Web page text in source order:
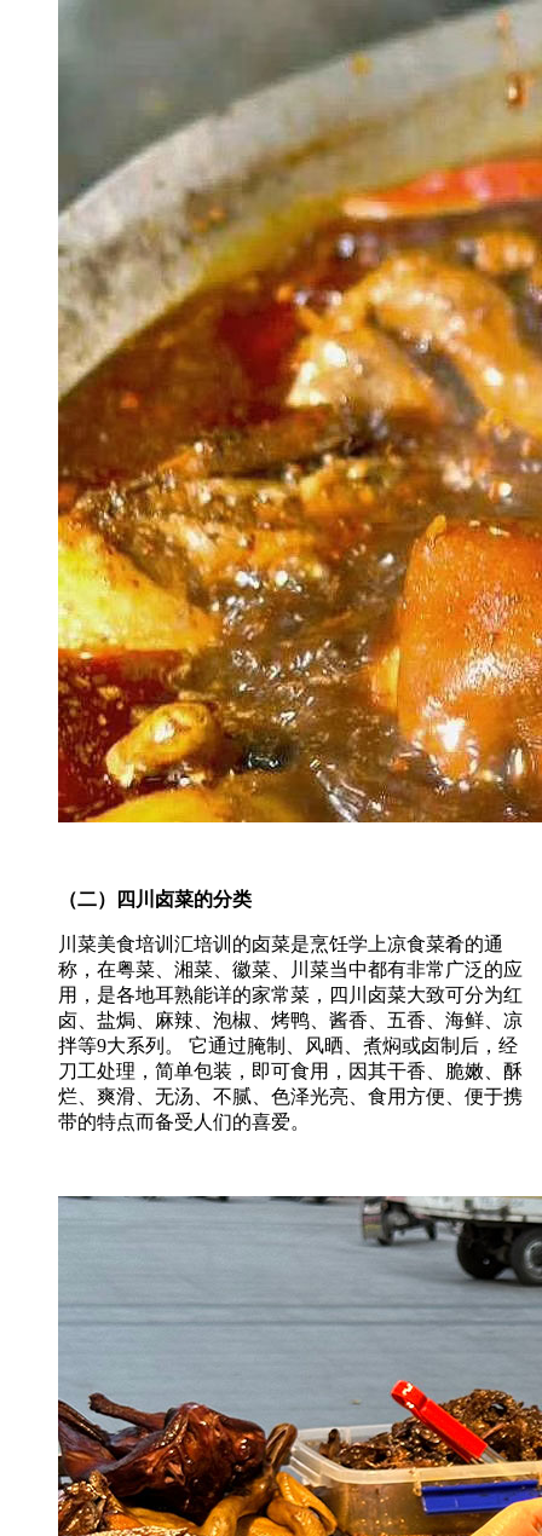
（二）四川卤菜的分类
川菜美食培训汇培训的卤菜是烹饪学上凉食菜肴的通
称，在粤菜、湘菜、徽菜、川菜当中都有非常广泛的应
用，是各地耳熟能详的家常菜，四川卤菜大致可分为红
卤、盐焗、麻辣、泡椒、烤鸭、酱香、五香、海鲜、凉
拌等9大系列。 它通过腌制、风晒、煮焖或卤制后，经
刀工处理，简单包装，即可食用，因其干香、脆嫩、酥
烂、爽滑、无汤、不腻、色泽光亮、食用方便、便于携
带的特点而备受人们的喜爱。